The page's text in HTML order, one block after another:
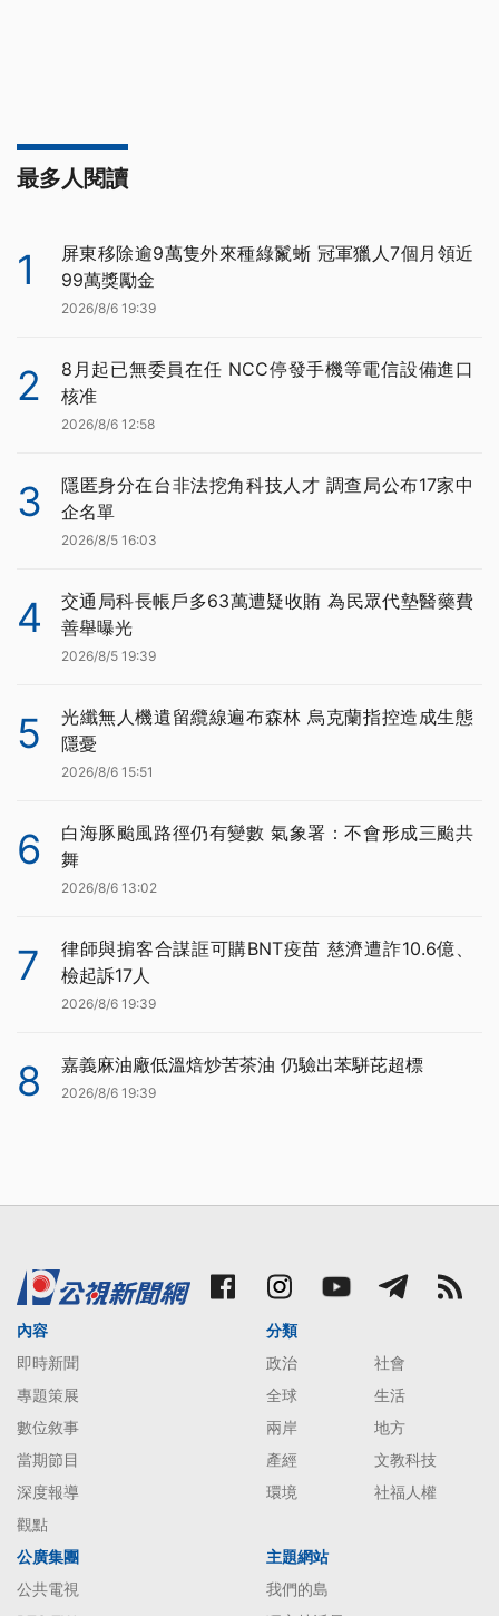
最多人閱讀
1
屏東移除逾9萬隻外來種綠鬣蜥 冠軍獵人7個月領近
99萬獎勵金
2026/8/6 19:39
2
8月起已無委員在任 NCC停發手機等電信設備進口
核准
2026/8/6 12:58
3
隱匿身分在台非法挖角科技人才 調查局公布17家中
企名單
2026/8/5 16:03
4
交通局科長帳戶多63萬遭疑收賄 為民眾代墊醫藥費
善舉曝光
2026/8/5 19:39
5
光纖無人機遺留纜線遍布森林 烏克蘭指控造成生態
隱憂
2026/8/6 15:51
6
白海豚颱風路徑仍有變數 氣象署：不會形成三颱共
舞
2026/8/6 13:02
7
律師與掮客合謀誆可購BNT疫苗 慈濟遭詐10.6億、
檢起訴17人
2026/8/6 19:39
8 嘉義麻油廠低溫焙炒苦茶油 仍驗出苯駢芘超標
2026/8/6 19:39
內容
即時新聞
專題策展
數位敘事
當期節目
深度報導
觀點
分類
政治
社會
全球
生活
兩岸
地方
產經
文教科技
環境
社福人權
公廣集團
公共電視
主題網站
我們的島